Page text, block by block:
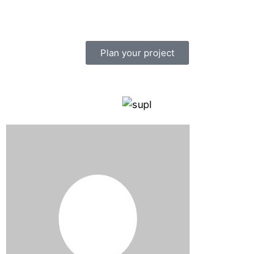
Plan your project